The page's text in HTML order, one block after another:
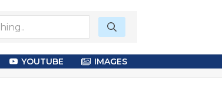
YOUTUBE IMAGES